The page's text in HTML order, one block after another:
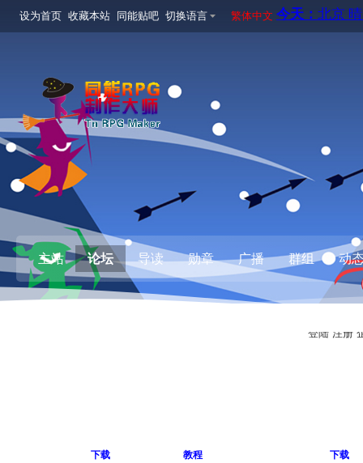
设为首页 收藏本站 同能贴吧 切换语言 繁体中文
主站 论坛 导读 勋章 广播 群组 动
登陆 注册
下载 教程 下载